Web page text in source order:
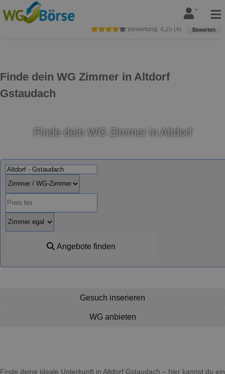
Finde dein WG Zimmer in Altdorf
Gstaudach
Bewertung: 4,25 (4) Bewerten
Finde dein WG Zimmer in Altdorf
Angebote finden
Gesuch inserieren
WG anbieten
Finde deine ideale Unterkunft in Altdorf Gstaudach – hier kannst du ein